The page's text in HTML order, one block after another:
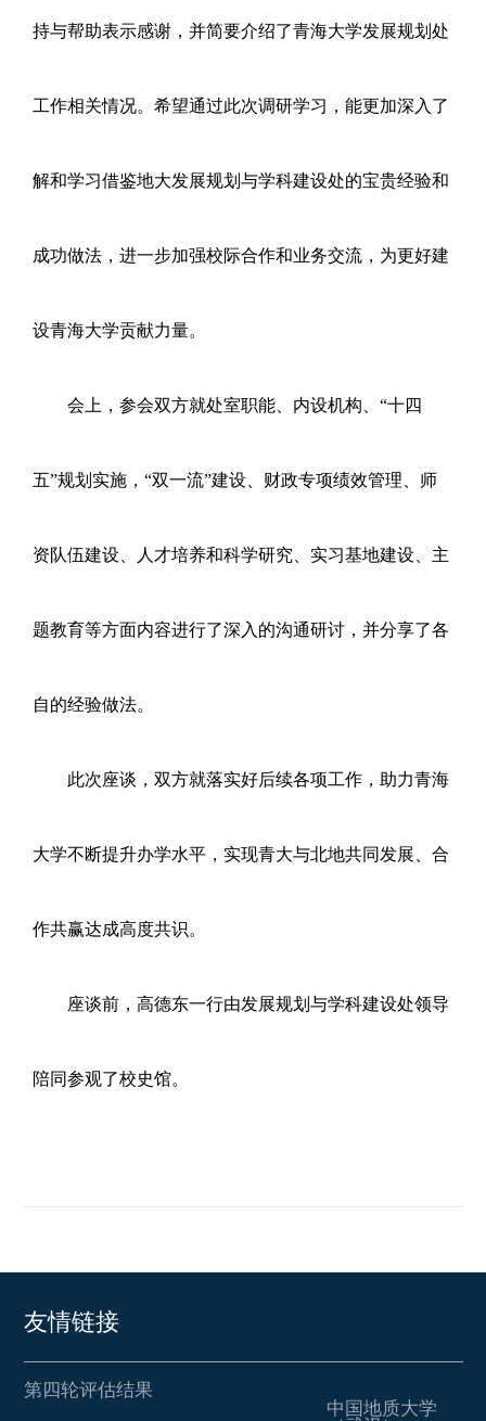
持与帮助表示感谢，并简要介绍了青海大学发展规划处
工作相关情况。希望通过此次调研学习，能更加深入了
解和学习借鉴地大发展规划与学科建设处的宝贵经验和
成功做法，进一步加强校际合作和业务交流，为更好建
设青海大学贡献力量。
会上，参会双方就处室职能、内设机构、“十四
五”规划实施，“双一流”建设、财政专项绩效管理、师
资队伍建设、人才培养和科学研究、实习基地建设、主
题教育等方面内容进行了深入的沟通研讨，并分享了各
自的经验做法。
此次座谈，双方就落实好后续各项工作，助力青海
大学不断提升办学水平，实现青大与北地共同发展、合
作共赢达成高度共识。
座谈前，高德东一行由发展规划与学科建设处领导
陪同参观了校史馆。
友情链接
第四轮评估结果
中国地质大学